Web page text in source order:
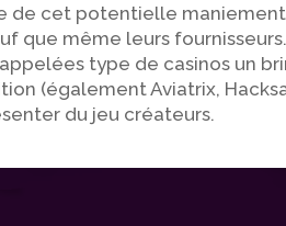
de cet potentielle
que même leurs
type de casinos un
(également Aviatrix,
du jeu créateurs.